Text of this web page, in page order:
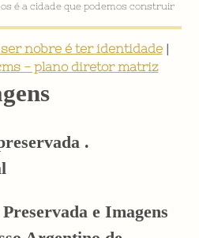
é a cidade que podemos construir
nobre é ter identidade|
- plano diretor matriz
.
e Imagens